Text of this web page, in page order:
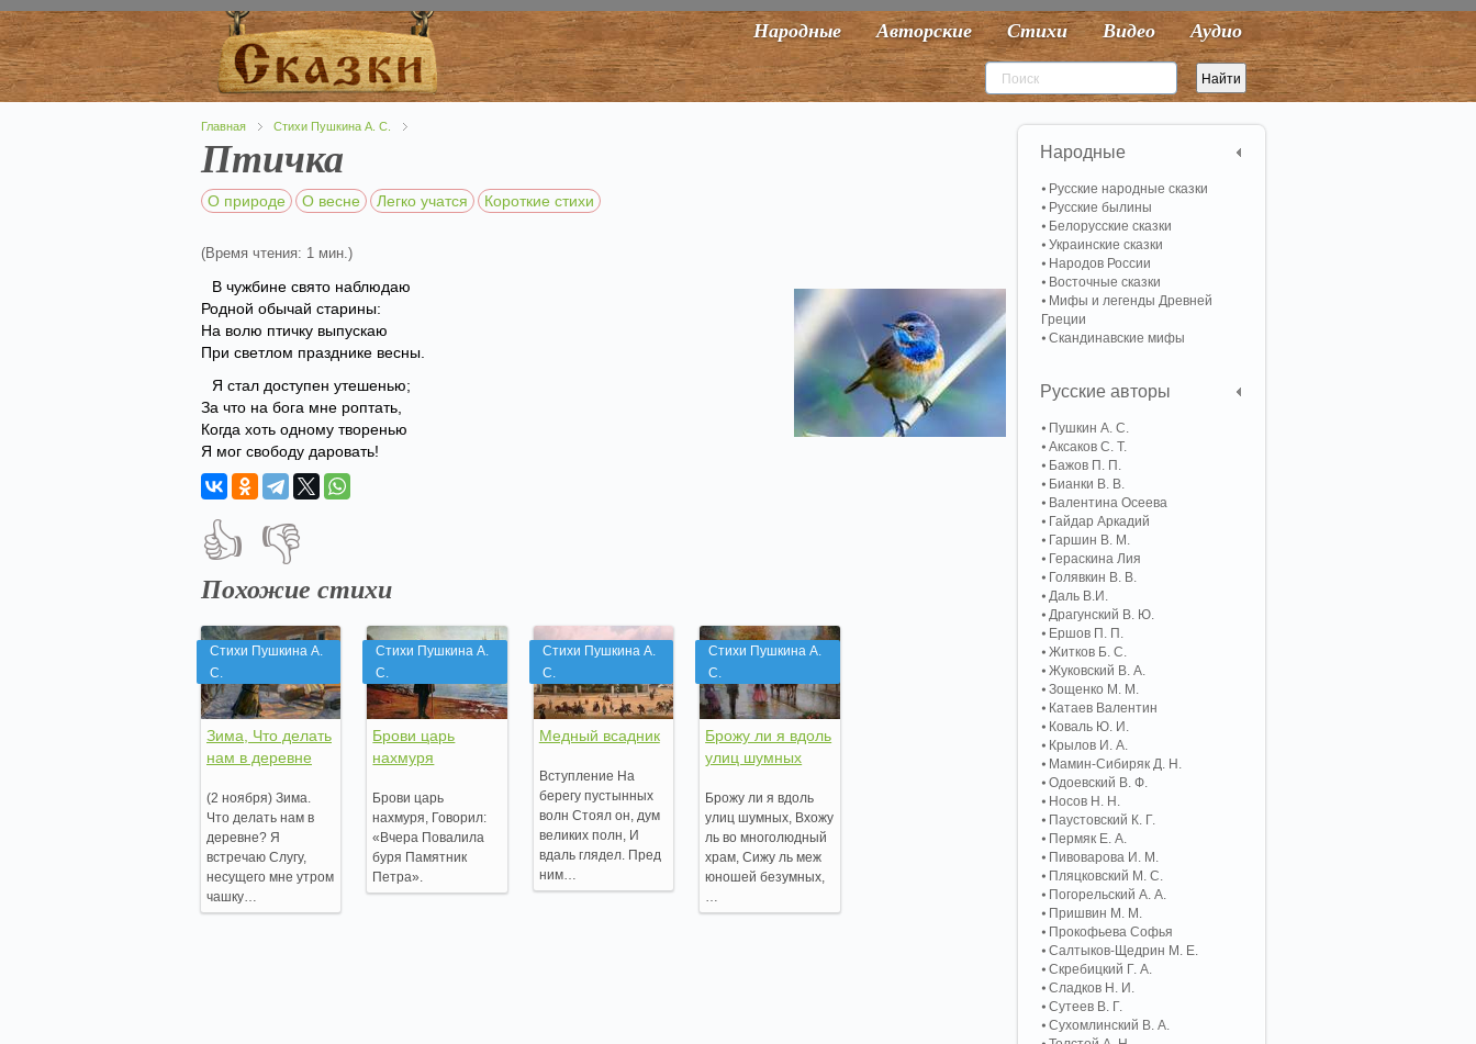
Народные Авторские Стихи Видео Аудио
Главная Стихи Пушкина А. С.
Птичка
О природе О весне Легко учатся Короткие стихи
(Время чтения: 1 мин.)
В чужбине свято наблюдаю
Родной обычай старины:
На волю птичку выпускаю
При светлом празднике весны.
Я стал доступен утешенью;
За что на бога мне роптать,
Когда хоть одному творенью
Я мог свободу даровать!
👍 👎
Похожие стихи
Стихи Пушкина А.
С.
Зима, Что делать
нам в деревне
(2 ноября) Зима.
Что делать нам в
деревне? Я
встречаю Слугу,
несущего мне утром
чашку…
Стихи Пушкина А.
С.
Брови царь
нахмуря
Брови царь
нахмуря, Говорил:
«Вчера Повалила
буря Памятник
Петра».
Стихи Пушкина А.
С.
Медный всадник
Вступление На
берегу пустынных
волн Стоял он, дум
великих полн, И
вдаль глядел. Пред
ним…
Стихи Пушкина А.
С.
Брожу ли я вдоль
улиц шумных
Брожу ли я вдоль
улиц шумных, Вхожу
ль во многолюдный
храм, Сижу ль меж
юношей безумных,
…
Народные
Русские народные сказки
Русские былины
Белорусские сказки
Украинские сказки
Народов России
Восточные сказки
Мифы и легенды Древней
Греции
Скандинавские мифы
Русские авторы
Пушкин А. С.
Аксаков С. Т.
Бажов П. П.
Бианки В. В.
Валентина Осеева
Гайдар Аркадий
Гаршин В. М.
Гераскина Лия
Голявкин В. В.
Даль В.И.
Драгунский В. Ю.
Ершов П. П.
Житков Б. С.
Жуковский В. А.
Зощенко М. М.
Катаев Валентин
Коваль Ю. И.
Крылов И. А.
Мамин-Сибиряк Д. Н.
Одоевский В. Ф.
Носов Н. Н.
Паустовский К. Г.
Пермяк Е. А.
Пивоварова И. М.
Пляцковский М. С.
Погорельский А. A.
Пришвин М. М.
Прокофьева Софья
Салтыков-Щедрин М. Е.
Скребицкий Г. А.
Сладков Н. И.
Сутеев В. Г.
Сухомлинский В. А.